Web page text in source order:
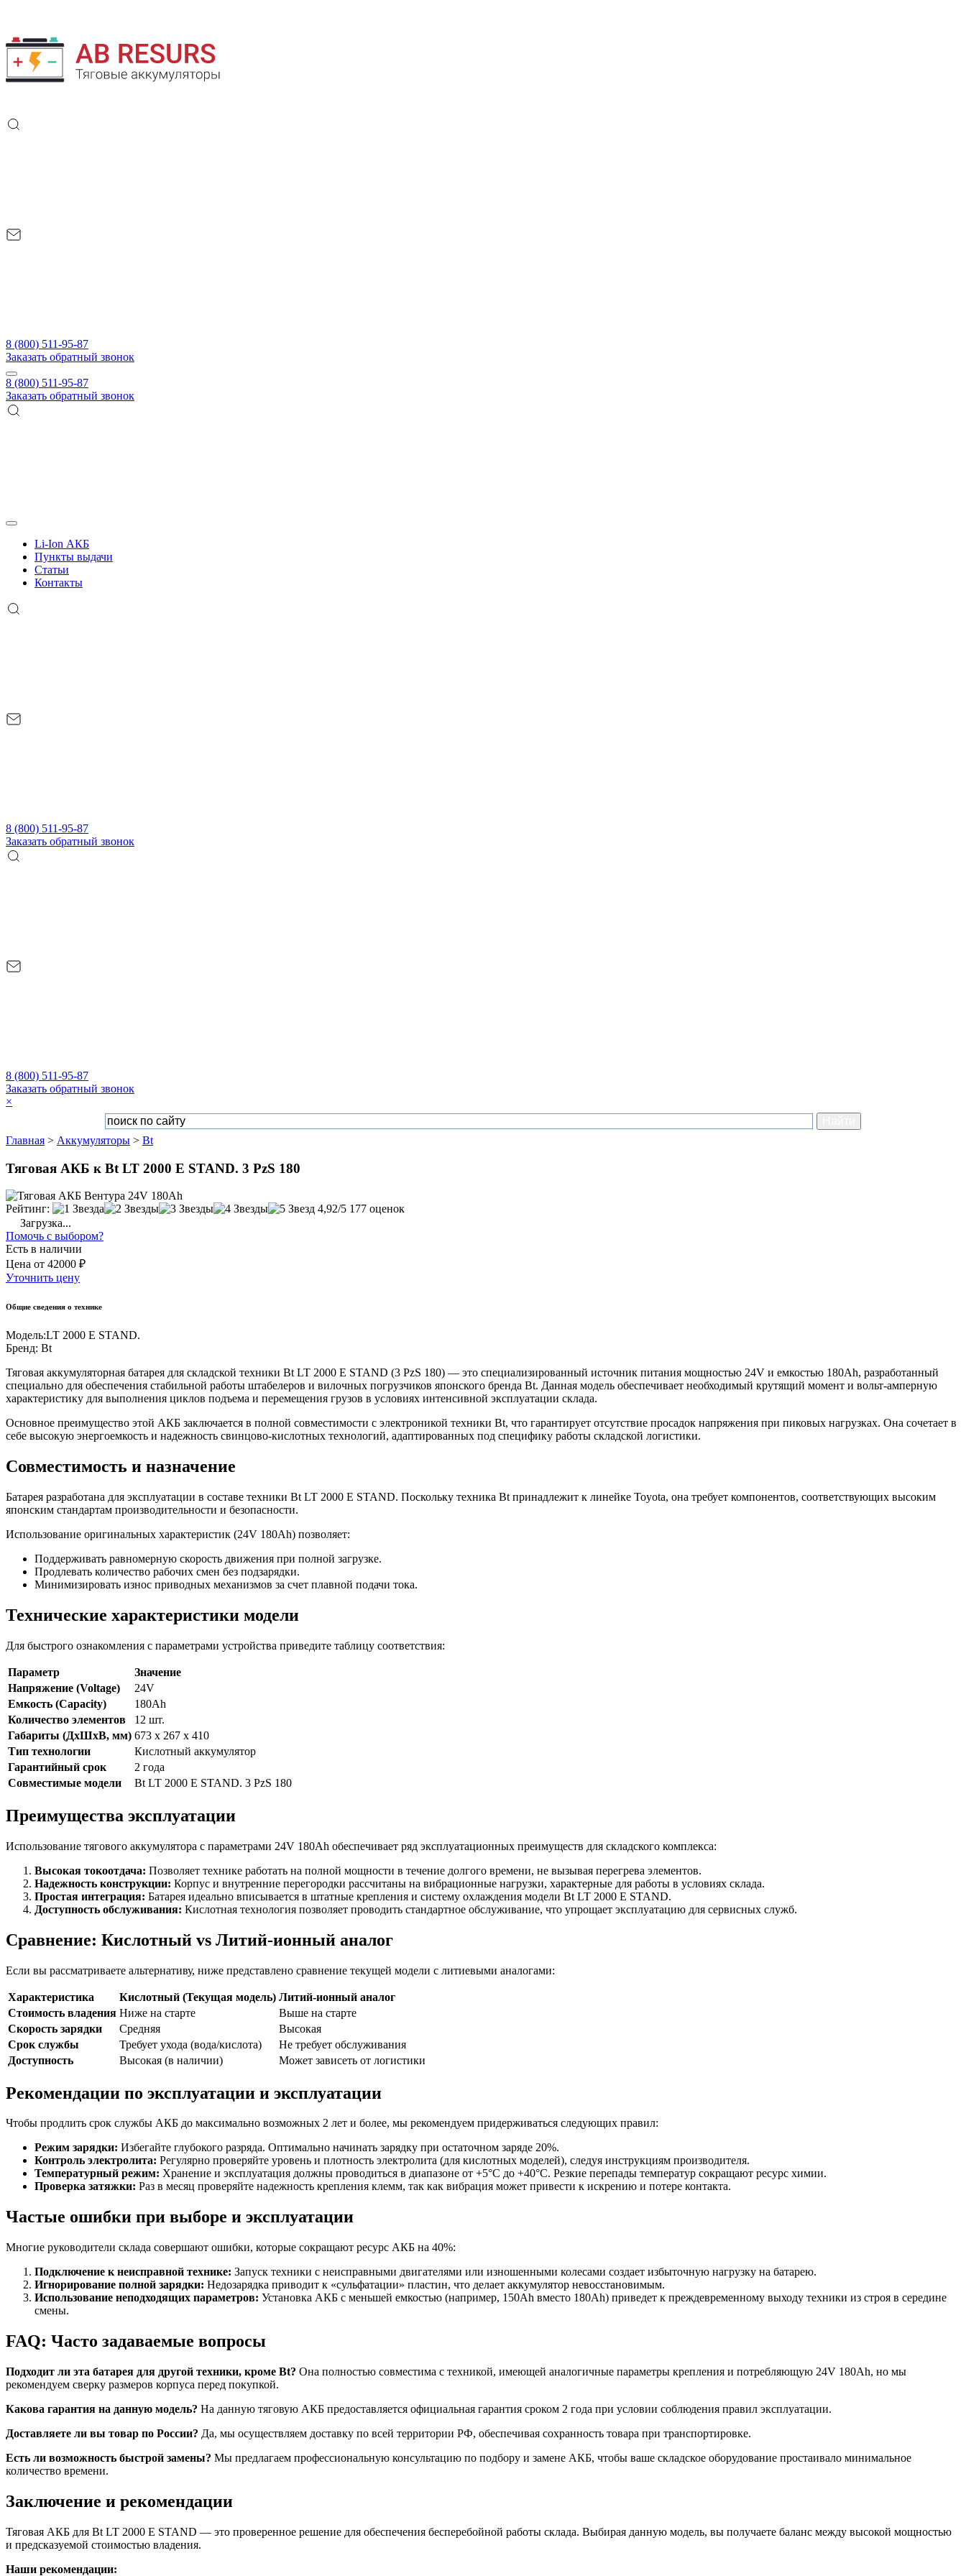
8 (800) 511-95-87
Заказать обратный звонок
8 (800) 511-95-87
Заказать обратный звонок
Li-Ion АКБ
Пункты выдачи
Статьи
Контакты
8 (800) 511-95-87
Заказать обратный звонок
8 (800) 511-95-87
Заказать обратный звонок
×
Главная > Аккумуляторы > Bt
Тяговая АКБ к Bt LT 2000 E STAND. 3 PzS 180
Рейтинг: 4,92/5 177 оценок
Загрузка...
Помочь с выбором?
Есть в наличии
Цена от 42000 ₽
Уточнить цену
Общие сведения о технике
Модель:LT 2000 E STAND.
Бренд: Bt
Тяговая аккумуляторная батарея для складской техники Bt LT 2000 E STAND (3 PzS 180) — это специализированный источник питания мощностью 24V и емкостью 180Ah, разработанный
специально для обеспечения стабильной работы штабелеров и вилочных погрузчиков японского бренда Bt. Данная модель обеспечивает необходимый крутящий момент и вольт-амперную
характеристику для выполнения циклов подъема и перемещения грузов в условиях интенсивной эксплуатации склада.
Основное преимущество этой АКБ заключается в полной совместимости с электроникой техники Bt, что гарантирует отсутствие просадок напряжения при пиковых нагрузках. Она сочетает в
себе высокую энергоемкость и надежность свинцово-кислотных технологий, адаптированных под специфику работы складской логистики.
Совместимость и назначение
Батарея разработана для эксплуатации в составе техники Bt LT 2000 E STAND. Поскольку техника Bt принадлежит к линейке Toyota, она требует компонентов, соответствующих высоким
японским стандартам производительности и безопасности.
Использование оригинальных характеристик (24V 180Ah) позволяет:
Поддерживать равномерную скорость движения при полной загрузке.
Продлевать количество рабочих смен без подзарядки.
Минимизировать износ приводных механизмов за счет плавной подачи тока.
Технические характеристики модели
Для быстрого ознакомления с параметрами устройства приведите таблицу соответствия:
Параметр
Значение
Напряжение (Voltage)
24V
Емкость (Capacity)
180Ah
Количество элементов
12 шт.
Габариты (ДхШхВ, мм) 673 x 267 x 410
Тип технологии
Кислотный аккумулятор
Гарантийный срок
2 года
Совместимые модели
Bt LT 2000 E STAND. 3 PzS 180
Преимущества эксплуатации
Использование тягового аккумулятора с параметрами 24V 180Ah обеспечивает ряд эксплуатационных преимуществ для складского комплекса:
Высокая токоотдача: Позволяет технике работать на полной мощности в течение долгого времени, не вызывая перегрева элементов.
Надежность конструкции: Корпус и внутренние перегородки рассчитаны на вибрационные нагрузки, характерные для работы в условиях склада.
Простая интеграция: Батарея идеально вписывается в штатные крепления и систему охлаждения модели Bt LT 2000 E STAND.
Доступность обслуживания: Кислотная технология позволяет проводить стандартное обслуживание, что упрощает эксплуатацию для сервисных служб.
Сравнение: Кислотный vs Литий-ионный аналог
Если вы рассматриваете альтернативу, ниже представлено сравнение текущей модели с литиевыми аналогами:
Характеристика Кислотный (Текущая модель) Литий-ионный аналог
Стоимость владения Ниже на старте
Выше на старте
Скорость зарядки
Средняя
Высокая
Срок службы
Требует ухода (вода/кислота)
Не требует обслуживания
Доступность
Высокая (в наличии) Может зависеть от логистики
Рекомендации по эксплуатации и эксплуатации
Чтобы продлить срок службы АКБ до максимально возможных 2 лет и более, мы рекомендуем придерживаться следующих правил:
Режим зарядки: Избегайте глубокого разряда. Оптимально начинать зарядку при остаточном заряде 20%.
Контроль электролита: Регулярно проверяйте уровень и плотность электролита (для кислотных моделей), следуя инструкциям производителя.
Температурный режим: Хранение и эксплуатация должны проводиться в диапазоне от +5°C до +40°C. Резкие перепады температур сокращают ресурс химии.
Проверка затяжки: Раз в месяц проверяйте надежность крепления клемм, так как вибрация может привести к искрению и потере контакта.
Частые ошибки при выборе и эксплуатации
Многие руководители склада совершают ошибки, которые сокращают ресурс АКБ на 40%:
Подключение к неисправной технике: Запуск техники с неисправными двигателями или изношенными колесами создает избыточную нагрузку на батарею.
Игнорирование полной зарядки: Недозарядка приводит к «сульфатации» пластин, что делает аккумулятор невосстановимым.
Использование неподходящих параметров: Установка АКБ с меньшей емкостью (например, 150Ah вместо 180Ah) приведет к преждевременному выходу техники из строя в середине
смены.
FAQ: Часто задаваемые вопросы
Подходит ли эта батарея для другой техники, кроме Bt? Она полностью совместима с техникой, имеющей аналогичные параметры крепления и потребляющую 24V 180Ah, но мы
рекомендуем сверку размеров корпуса перед покупкой.
Какова гарантия на данную модель? На данную тяговую АКБ предоставляется официальная гарантия сроком 2 года при условии соблюдения правил эксплуатации.
Доставляете ли вы товар по России? Да, мы осуществляем доставку по всей территории РФ, обеспечивая сохранность товара при транспортировке.
Есть ли возможность быстрой замены? Мы предлагаем профессиональную консультацию по подбору и замене АКБ, чтобы ваше складское оборудование простаивало минимальное
количество времени.
Заключение и рекомендации
Тяговая АКБ для Bt LT 2000 E STAND — это проверенное решение для обеспечения бесперебойной работы склада. Выбирая данную модель, вы получаете баланс между высокой мощностью
и предсказуемой стоимостью владения.
Наши рекомендации: